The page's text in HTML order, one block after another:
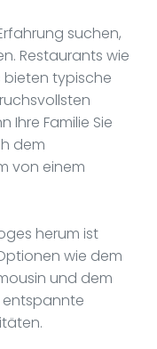
suchen,
Restaurants wie
bieten typische
Ihre Familie Sie
dem
von einem
herum ist
wie dem
und dem
entspannte